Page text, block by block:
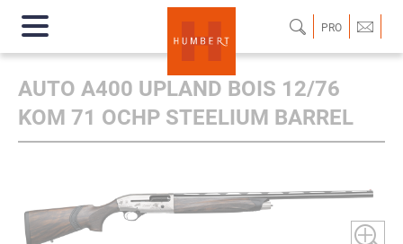
PRO
AUTO A400 UPLAND BOIS 12/76
KOM 71 OCHP STEELIUM BARREL